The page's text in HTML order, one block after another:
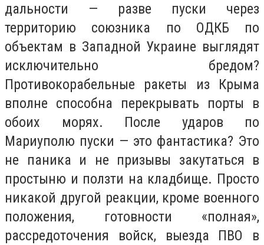
дальности — разве пуски через
территорию союзника по ОДКБ по
объектам в Западной Украине выглядят
исключительно бредом?
Противокорабельные ракеты из Крыма
вполне способна перекрывать порты в
обоих морях. После ударов по
Мариуполю пуски — это фантастика? Это
не паника и не призывы закутаться в
простыню и ползти на кладбище. Просто
никакой другой реакции, кроме военного
положения, готовности «полная»,
рассредоточения войск, выезда ПВО в